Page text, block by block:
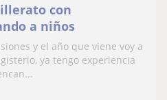
con
a niños
y el año que viene voy a
ya tengo experiencia